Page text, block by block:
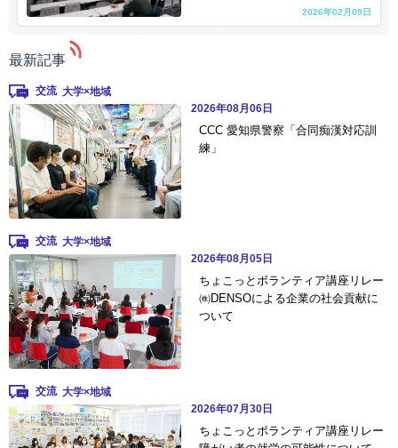
2026年02月09日
最新記事
交流
CCC 愛知県警察「合同痴漢対応訓
練」
2026年08月06日
交流
ちょこっとボランティア講座リレー
㈱DENSOによる企業の社会貢献に
ついて
2026年08月05日
交流
ちょこっとボランティア講座リレー
2026年07月30日